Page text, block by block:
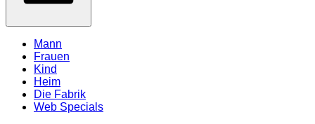
Mann
Frauen
Kind
Heim
Die Fabrik
Web Specials